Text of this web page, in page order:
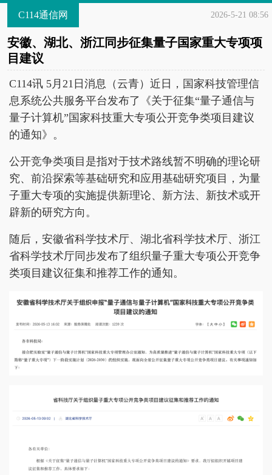
C114通信网 2026-5-21 08:56
安徽、湖北、浙江同步征集量子国家重大专项项
目建议
C114讯 5月21日消息（云青）近日，国家科技管理信
息系统公共服务平台发布了《关于征集“量子通信与
量子计算机”国家科技重大专项公开竞争类项目建议
的通知》。
公开竞争类项目是指对于技术路线暂不明确的理论研
究、前沿探索等基础研究和应用基础研究项目，为量
子重大专项的实施提供新理论、新方法、新技术或开
辟新的研究方向。
随后，安徽省科学技术厅、湖北省科学技术厅、浙江
省科学技术厅同步发布了组织量子重大专项公开竞争
类项目建议征集和推荐工作的通知。